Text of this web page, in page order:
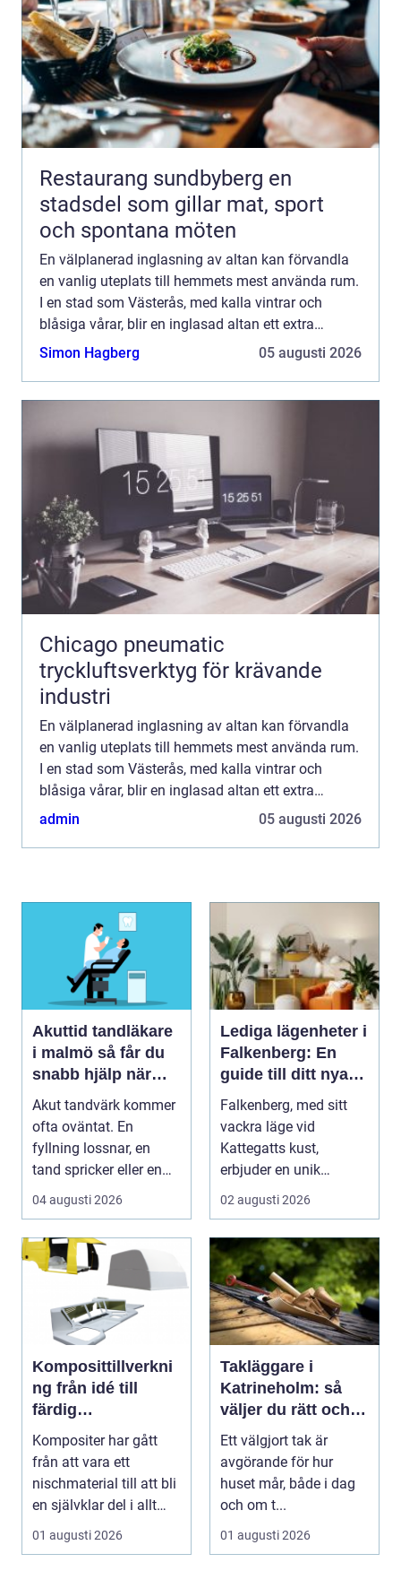
Restaurang sundbyberg en
stadsdel som gillar mat, sport
och spontana möten
En välplanerad inglasning av altan kan förvandla
en vanlig uteplats till hemmets mest använda rum.
I en stad som Västerås, med kalla vintrar och
blåsiga vårar, blir en inglasad altan ett extra
skyddat vardagsrum där familjen kan umgås stora
Simon Hagberg 05 augusti 2026
Chicago pneumatic
tryckluftsverktyg för krävande
industri
En välplanerad inglasning av altan kan förvandla
en vanlig uteplats till hemmets mest använda rum.
I en stad som Västerås, med kalla vintrar och
blåsiga vårar, blir en inglasad altan ett extra
skyddat vardagsrum där familjen kan umgås stora
admin 05 augusti 2026
Akuttid tandläkare
i malmö så får du
snabb hjälp när
tanden gör ont
Akut tandvärk kommer
ofta oväntat. En
fyllning lossnar, en
tand spricker eller en
visdomstand svulln...
04 augusti 2026
Lediga lägenheter i
Falkenberg: En
guide till ditt nya
hem
Falkenberg, med sitt
vackra läge vid
Kattegatts kust,
erbjuder en unik
livsupplevelse för ...
02 augusti 2026
Komposittillverkni
ng från idé till
färdig
högpresterande
produkt
Kompositer har gått
från att vara ett
nischmaterial till att bli
en självklar del i allt
från vindkr...
01 augusti 2026
Takläggare i
Katrineholm: så
väljer du rätt och
får ett tak som
håller
Ett välgjort tak är
avgörande för hur
huset mår, både i dag
och om t...
01 augusti 2026